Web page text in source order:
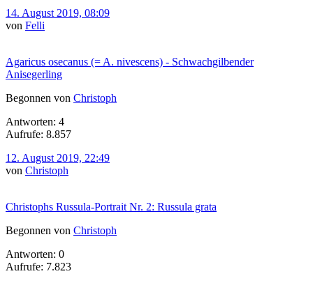
14. August 2019, 08:09
von Felli
Agaricus osecanus (= A. nivescens) - Schwachgilbender
Anisegerling
Begonnen von Christoph
Antworten: 4
Aufrufe: 8.857
12. August 2019, 22:49
von Christoph
Christophs Russula-Portrait Nr. 2: Russula grata
Begonnen von Christoph
Antworten: 0
Aufrufe: 7.823